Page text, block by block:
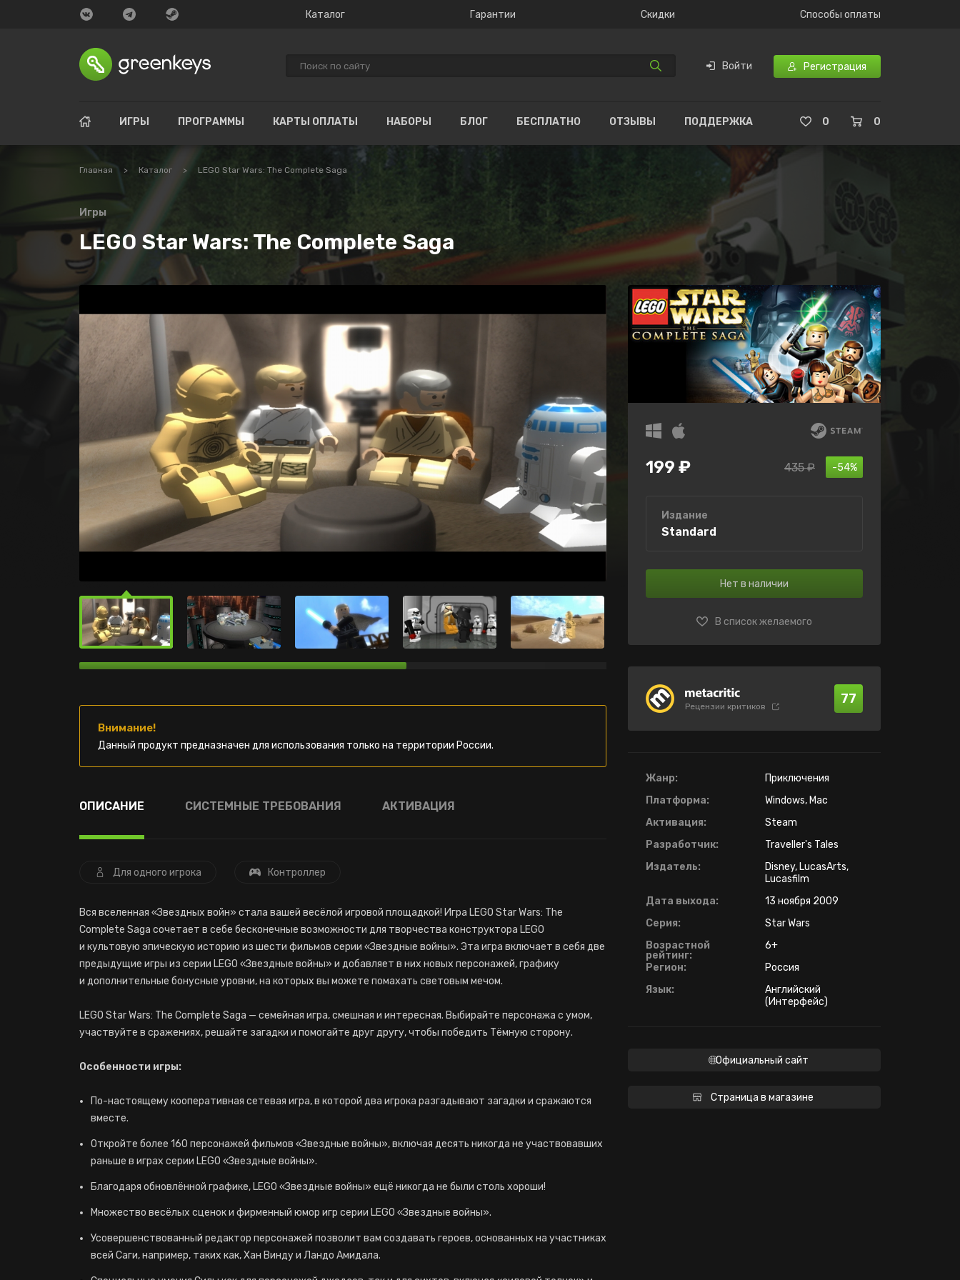
Каталог Гарантии Скидки Способы оплаты
Войти Регистрация
ИГРЫ ПРОГРАММЫ КАРТЫ ОПЛАТЫ НАБОРЫ БЛОГ БЕСПЛАТНО ОТЗЫВЫ ПОДДЕРЖКА 0
0
Главная > Каталог > LEGO Star Wars: The Complete Saga
Игры
LEGO Star Wars: The Complete Saga
Внимание!
Данный продукт предназначен для использования только на территории России.
ОПИСАНИЕ СИСТЕМНЫЕ ТРЕБОВАНИЯ АКТИВАЦИЯ
Для одного игрока Контроллер
Вся вселенная «Звездных войн» стала вашей весёлой игровой площадкой! Игра LEGO Star Wars: The
Complete Saga сочетает в себе бесконечные возможности для творчества конструктора LEGO
и культовую эпическую историю из шести фильмов серии «Звездные войны». Эта игра включает в себя две
предыдущие игры из серии LEGO «Звездные войны» и добавляет в них новых персонажей, графику
и дополнительные бонусные уровни, на которых вы можете помахать световым мечом.
LEGO Star Wars: The Complete Saga — семейная игра, смешная и интересная. Выбирайте персонажа с умом,
участвуйте в сражениях, решайте загадки и помогайте друг другу, чтобы победить Тёмную сторону.
Особенности игры:
По-настоящему кооперативная сетевая игра, в которой два игрока разгадывают загадки и сражаются
вместе.
Откройте более 160 персонажей фильмов «Звездные войны», включая десять никогда не участвовавших
раньше в играх серии LEGO «Звездные войны».
Благодаря обновлённой графике, LEGO «Звездные войны» ещё никогда не были столь хороши!
Множество весёлых сценок и фирменный юмор игр серии LEGO «Звездные войны».
Усовершенствованный редактор персонажей позволит вам создавать героев, основанных на участниках
всей Саги, например, таких как, Хан Винду и Ландо Амидала.
199 ₽ -54%
435 ₽
Издание
Standard
Нет в наличии
В список желаемого
Рецензии критиков 77
Жанр:
Приключения
Платформа:
Windows, Mac
Активация:
Steam
Разработчик:
Traveller's Tales
Издатель:
Disney, LucasArts,
Lucasfilm
Дата выхода:
13 ноября 2009
Серия:
Star Wars
Возрастной
рейтинг:
6+
Регион:
Россия
Язык:
Английский
(Интерфейс)
Официальный сайт
Страница в магазине